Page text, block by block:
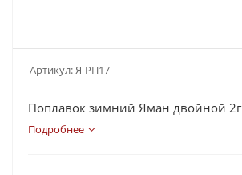
Артикул:Я-РП17
Поплавок зимний Яман двойной 2г
Подробнее